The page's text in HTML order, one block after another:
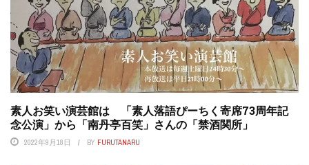
素人お笑い演芸館は 「素人落語ぴーちく寄席73周年記
念公演」から「南丹亭百笑」さんの「禁酒関所」
2022年9月18日 BY FURUTANARU